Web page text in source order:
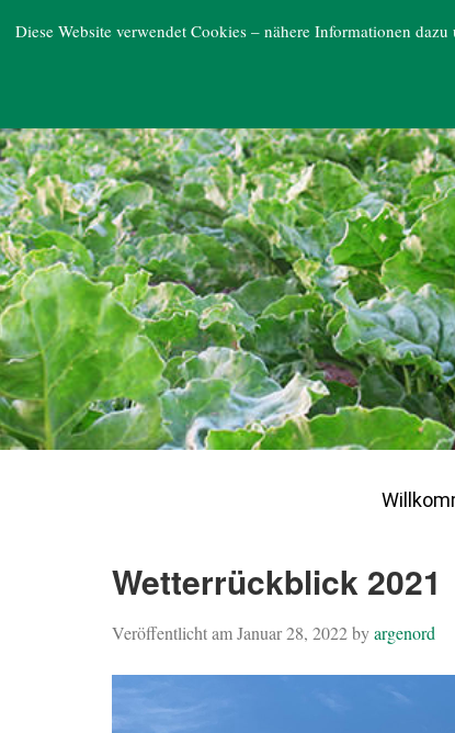
ARGE NORD
Wetterrückblick 2021
Veröffentlicht amJanuar 28, 2022byargenord
Diese Website verwendet Cookies – nähere Informationen